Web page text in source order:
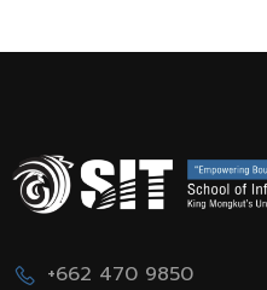
+662 470 9850